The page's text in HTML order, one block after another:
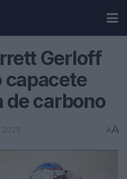
Gerloff
capacete
de carbono
AA